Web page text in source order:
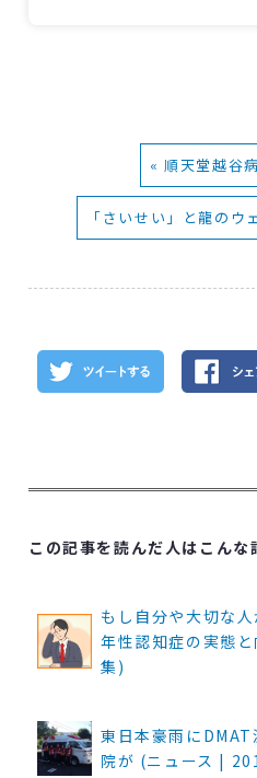
« 順天堂越谷
「さいせい」と龍のウ
この記事を読んだ人はこんな
もし自分や大切な
年性認知症の実態
集)
東日本豪雨に
院が (ニュース |